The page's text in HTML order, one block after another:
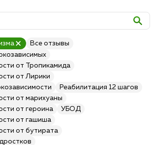
Все отзывы
от Тропикамида
от Лирики
Реабилитация 12 шагов
от марихуаны
от героина
УБОД
от гашиша
от бутирата